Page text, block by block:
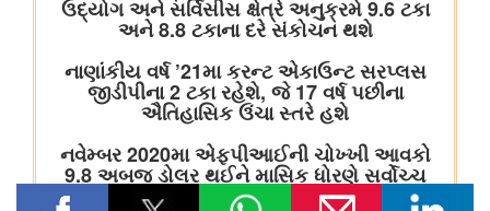
संग्रहालय और हस्तकला अकादमी का किया दौरा
शिक्षा मंत्रालय
13वीं ब्रिक्स शिक्षा मंत्रियों की बैठक में केंद्रीय शिक्षा मंत्री ने ब्रिक्स सहयोग
के प्रति भारत की जन-केंद्रित और मानवता-प्रथम दृष्टिकोण के प्रति
प्रतिबद्धता दोहराई
पर्यावरण, वन एवं जलवायु परिवर्तन मंत्रालय